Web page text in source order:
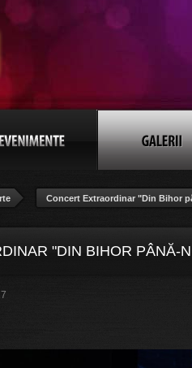
Concert Extraordinar "Din Bihor
"DIN BIHOR PÂNĂ-N